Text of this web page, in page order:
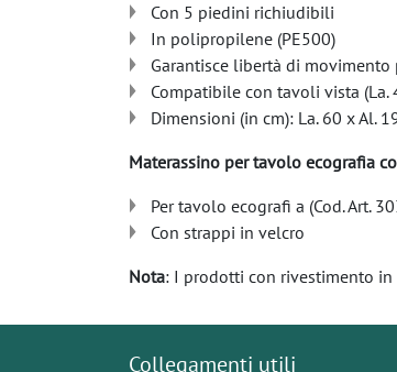
Con 5 piedini richiudibili
In polipropilene (PE500)
Garantisce libertà di movimento
Compatibile con tavoli vista (La.
Dimensioni (in cm): La. 60 x Al.
Materassino per tavolo ecografia
Per tavolo ecografi a (Cod. Art.
Con strappi in velcro
Nota: I prodotti con rivestimento
Collegamenti utili